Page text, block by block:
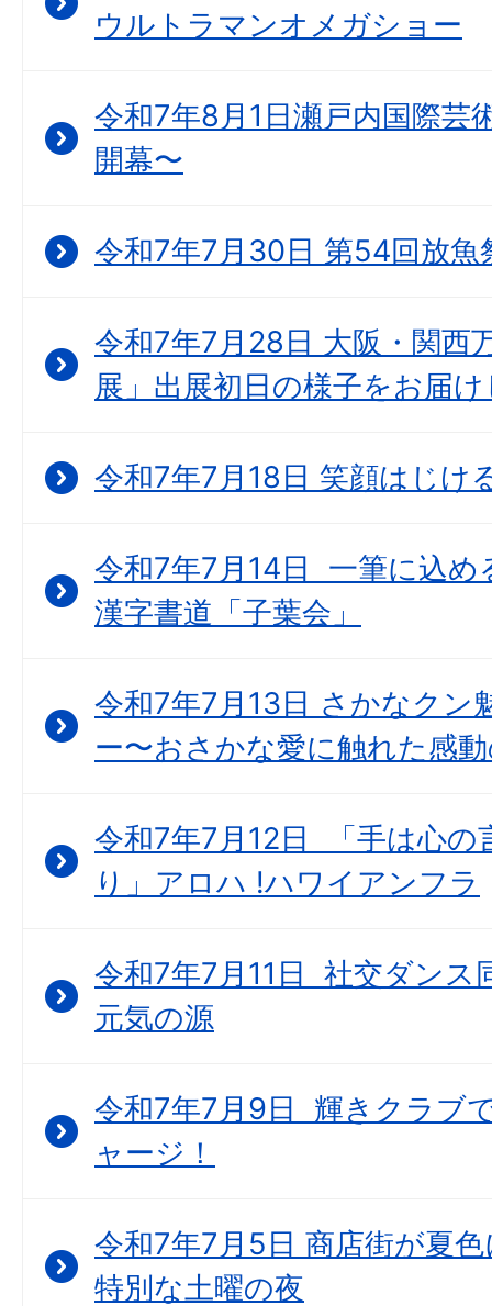
ウルトラマンオメガショー
令和7年8月1日瀬戸内国際芸
開幕〜
令和7年7月30日 第54回放魚
令和7年7月28日 大阪・関西
展」出展初日の様子をお届
令和7年7月18日 笑顔はじけ
令和7年7月14日 一筆に込め
漢字書道「子葉会」
令和7年7月13日 さかなクン
ー〜おさかな愛に触れた感
令和7年7月12日 「手は心の
り」アロハ !ハワイアンフラ
令和7年7月11日 社交ダンス
元気の源
令和7年7月9日 輝きクラブ
ャージ！
令和7年7月5日 商店街が夏
特別な土曜の夜